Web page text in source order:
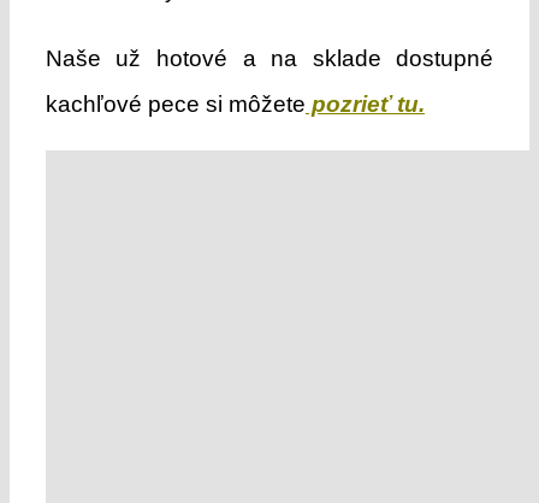
Naše už hotové a na sklade dostupné
kachľové pece si môžete pozrieťtu.